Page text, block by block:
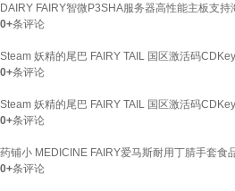
DAIRY FAIRY智微P3SHA服务器高性能主板支
0+条评论
Steam 妖精的尾巴 FAIRY TAIL 国区激活码
0+条评论
Steam 妖精的尾巴 FAIRY TAIL 国区激活码
0+条评论
药铺小 MEDICINE FAIRY爱马斯耐用丁腈手套食
0+条评论